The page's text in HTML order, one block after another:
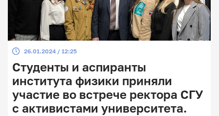
26.01.2024 / 12:25
Студенты и аспиранты
института физики приняли
участие во встрече ректора СГУ
с активистами университета.